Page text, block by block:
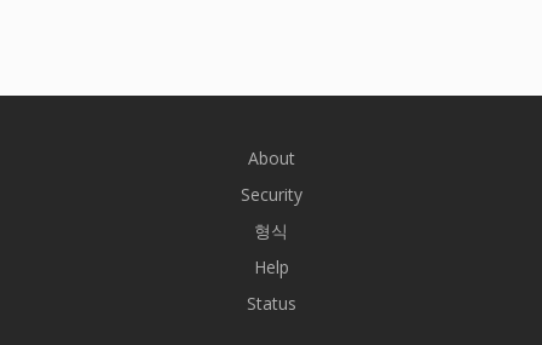
About
Security
형식
Help
Status